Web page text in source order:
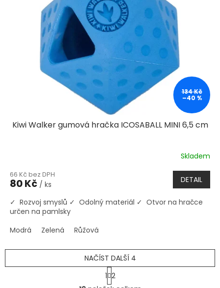
134 Kč
–40 %
Kiwi Walker gumová hračka ICOSABALL MINI 6,5 cm
Skladem
66 Kč bez DPH
80 Kč / ks DETAIL
✓ Rozvoj smyslů ✓ Odolný materiál ✓ Otvor na hračce
určen na pamlsky
Modrá
Zelená Růžová
O
NAČÍST DALŠÍ 4
S
t
1 2